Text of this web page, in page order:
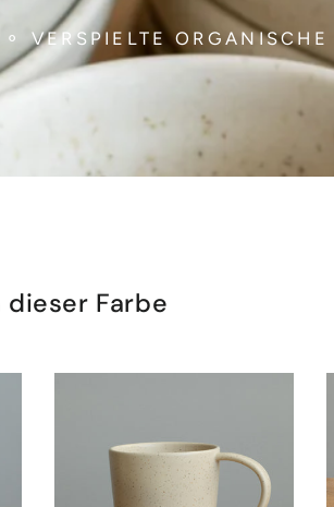
⚬ VERSPIELTE
Farbe